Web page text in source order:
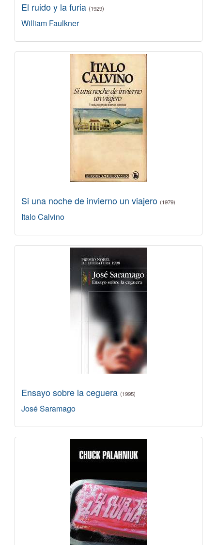
El ruido y la furia (1929)
William Faulkner
Si una noche de invierno un viajero (1979)
Italo Calvino
Ensayo sobre la ceguera (1995)
José Saramago